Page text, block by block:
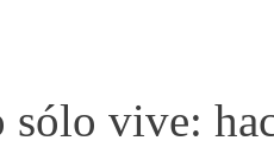
sólo vive: